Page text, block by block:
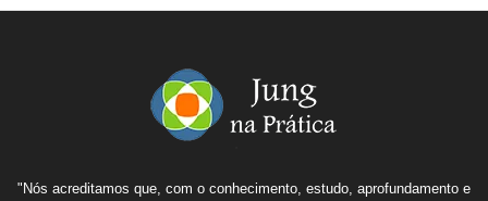
"Nós acreditamos que, com o conhecimento, estudo, aprofundamento e